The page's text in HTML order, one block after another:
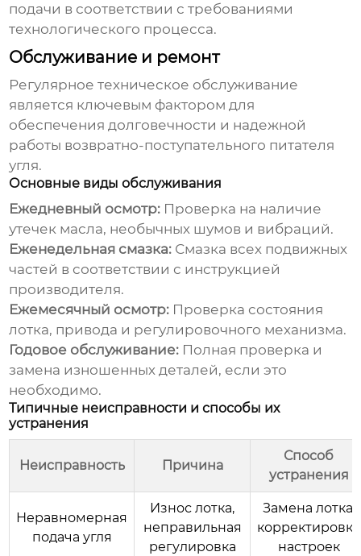
подачи в соответствии с требованиями
технологического процесса.
Обслуживание и ремонт
Регулярное техническое обслуживание
является ключевым фактором для
обеспечения долговечности и надежной
работы возвратно-поступательного питателя
угля.
Основные виды обслуживания
Ежедневный осмотр: Проверка на наличие
утечек масла, необычных шумов и вибраций.
Еженедельная смазка: Смазка всех подвижных
частей в соответствии с инструкцией
производителя.
Ежемесячный осмотр: Проверка состояния
лотка, привода и регулировочного механизма.
Годовое обслуживание: Полная проверка и
замена изношенных деталей, если это
необходимо.
Типичные неисправности и способы их
устранения
Неисправность Причина
Способ
устранения
Неравномерная
подача угля
Износ лотка,
неправильная
регулировка
Замена лотка,
корректировка
настроек